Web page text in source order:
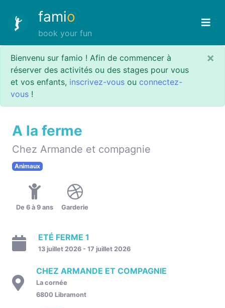
famio
book your fun
Bienvenu sur famio ! Afin de commencer à
réserver des activités ou des stages pour vous
et vos enfants, inscrivez-vous ou connectez-
vous !
×
A la ferme
Chez Armande et compagnie
Animaux
De 6 à 9 ans Garderie
ETÉ FERME 1
13 juillet 2026 - 17 juillet 2026
CHEZ ARMANDE ET COMPAGNIE
La cornée
6800 Libramont